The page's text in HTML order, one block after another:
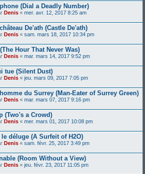
(Dial a Deadly Number)
Denis « mer. avr. 12, 2017 8:25 am
De'ath (Castle De'ath)
Denis « sam. mars 18, 2017 10:34 pm
Hour That Never Was)
Denis « mar. mars 14, 2017 9:52 pm
tue (Silent Dust)
Denis « jeu. mars 09, 2017 7:05 pm
du Surrey (Man-Eater of Surrey Green)
Denis « mar. mars 07, 2017 9:16 pm
(Two's a Crowd)
Denis « mer. mars 01, 2017 10:08 pm
déluge (A Surfeit of H2O)
Denis « sam. févr. 25, 2017 3:49 pm
(Room Without a View)
Denis « jeu. févr. 23, 2017 11:05 pm